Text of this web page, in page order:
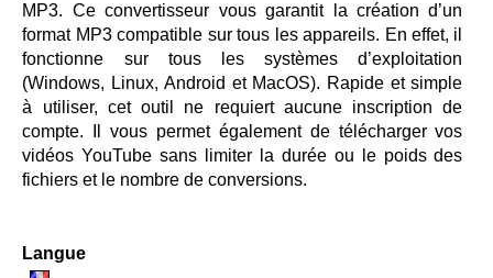
MP3. Ce convertisseur vous garantit la création d’un
format MP3 compatible sur tous les appareils. En effet, il
fonctionne sur tous les systèmes d’exploitation
(Windows, Linux, Android et MacOS). Rapide et simple
à utiliser, cet outil ne requiert aucune inscription de
compte. Il vous permet également de télécharger vos
vidéos YouTube sans limiter la durée ou le poids des
fichiers et le nombre de conversions.
Langue